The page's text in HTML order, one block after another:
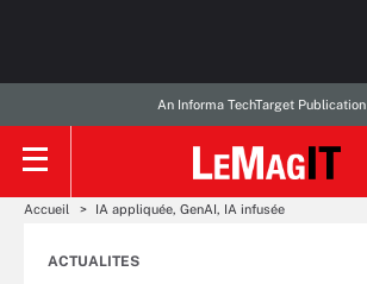
An Informa TechTarget Publication
Accueil IA appliquée, GenAI, IA infusée
ACTUALITES